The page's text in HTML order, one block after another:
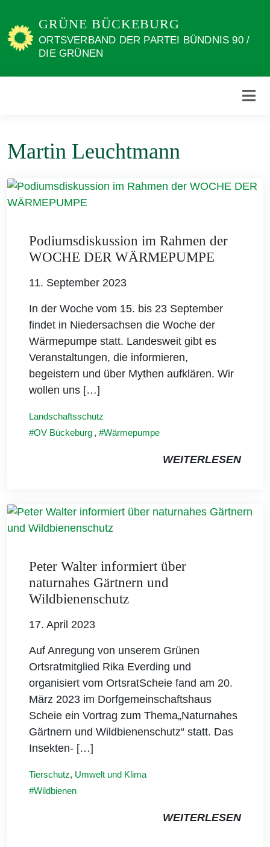
zum
Inhalt
GRÜNE BÜCKEBURG
ORTSVERBAND DER PARTEI BÜNDNIS 90 /
DIE GRÜNEN
Martin Leuchtmann
Podiumsdiskussion im Rahmen der
WOCHE DER WÄRMEPUMPE
11. September 2023
In der Woche vom 15. bis 23 September
findet in Niedersachsen die Woche der
Wärmepumpe statt. Landesweit gibt es
Veranstaltungen, die informieren,
begeistern und über Mythen aufklären. Wir
wollen uns […]
Landschaftsschutz
OV Bückeburg , Wärmepumpe
WEITERLESEN
Peter Walter informiert über
naturnahes Gärtnern und
Wildbienenschutz
17. April 2023
Auf Anregung von unserem Grünen
Ortsratmitglied Rika Everding und
organisiert vom OrtsratScheie fand am 20.
März 2023 im Dorfgemeinschaftshaus
Scheie ein Vortrag zum Thema„Naturnahes
Gärtnern und Wildbienenschutz“ statt. Das
Insekten- […]
Tierschutz, Umwelt und Klima
Wildbienen
WEITERLESEN